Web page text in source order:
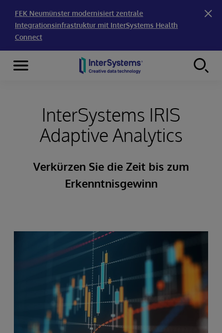
FEK Neumünster modernisiert zentrale
Integrationsinfrastruktur mit InterSystems Health
Connect
Skip to content
Menu
InterSystems IRIS
Adaptive Analytics
Verkürzen Sie die Zeit bis zum
Erkenntnisgewinn